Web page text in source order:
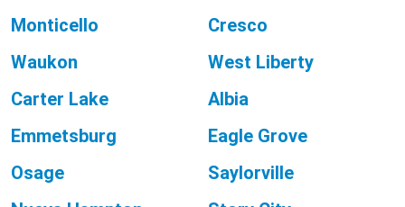
Monticello
Cresco
Waukon
West Liberty
Carter Lake
Albia
Emmetsburg
Eagle Grove
Osage
Saylorville